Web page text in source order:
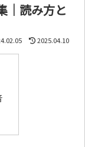
｜読み方と
2025.04.10